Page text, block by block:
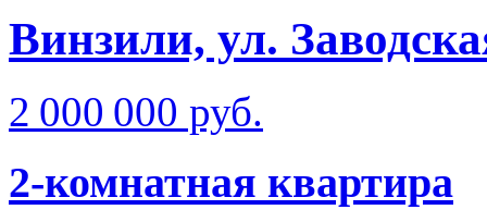
Винзили, ул.
2 000 000 руб.
2-комнатная квартира